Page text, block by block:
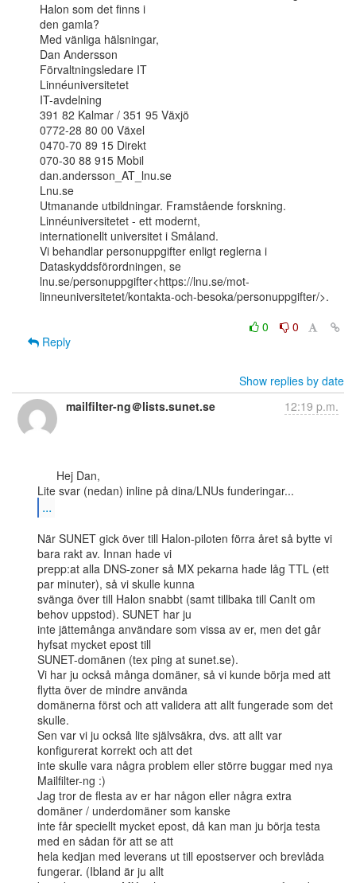
Halon som det finns i
den gamla?
Med vänliga hälsningar,
Dan Andersson
Förvaltningsledare IT
Linnéuniversitetet
IT-avdelning
391 82 Kalmar / 351 95 Växjö
0772-28 80 00 Växel
0470-70 89 15 Direkt
070-30 88 915 Mobil
dan.andersson_AT_lnu.se
Lnu.se
Utmanande utbildningar. Framstående forskning.
Linnéuniversitetet - ett modernt,
internationellt universitet i Småland.
Vi behandlar personuppgifter enligt reglerna i
Dataskyddsförordningen, se
lnu.se/personuppgifter<https://lnu.se/mot-
linneuniversitetet/kontakta-och-besoka/personuppgifter/>.
0
0
Reply
Show replies by date
mailfilter-ng＠lists.sunet.se
12:19 p.m.
...
När SUNET gick över till Halon-piloten förra året så bytte vi
bara rakt av. Innan hade vi
prepp:at alla DNS-zoner så MX pekarna hade låg TTL (ett
par minuter), så vi skulle kunna
svänga över till Halon snabbt (samt tillbaka till CanIt om
behov uppstod). SUNET har ju
inte jättemånga användare som vissa av er, men det går
hyfsat mycket epost till
SUNET-domänen (tex ping at sunet.se).
Vi har ju också många domäner, så vi kunde börja med att
flytta över de mindre använda
domänerna först och att validera att allt fungerade som det
skulle.
Sen var vi ju också lite självsäkra, dvs. att allt var
konfigurerat korrekt och att det
inte skulle vara några problem eller större buggar med nya
Mailfilter-ng :)
Jag tror de flesta av er har någon eller några extra
domäner / underdomäner som kanske
inte får speciellt mycket epost, då kan man ju börja testa
med en sådan för att se att
hela kedjan med leverans ut till epostserver och brevlåda
fungerar. (Ibland är ju allt